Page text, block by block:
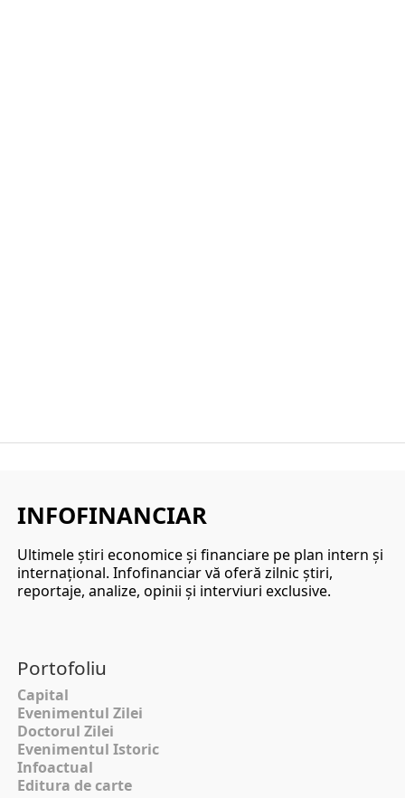
INFOFINANCIAR
Ultimele ştiri economice şi financiare pe plan intern şi
internaţional. Infofinanciar vă oferă zilnic ştiri,
reportaje, analize, opinii şi interviuri exclusive.
Portofoliu
Capital
Evenimentul Zilei
Doctorul Zilei
Evenimentul Istoric
Infoactual
Editura de carte